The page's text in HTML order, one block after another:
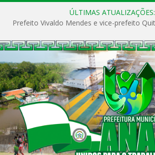
ÚLTIMAS ATUALIZAÇÕES: